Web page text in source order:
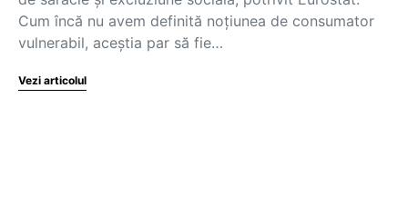
Cum încă nu avem definită noțiunea de consumator
vulnerabil, aceștia par să fie…
Vezi articolul